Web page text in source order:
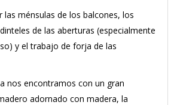
las ménsulas de los balcones, los
de las aberturas (especialmente
y el trabajo de forja de las
nos encontramos con un gran
adornado con madera, la